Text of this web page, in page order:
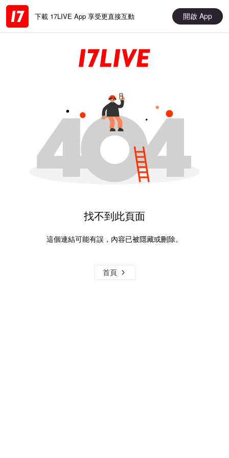
下載 17LIVE App 享受更直接互動 開啟 App
找不到此頁面
這個連結可能有誤，內容已被隱藏或刪除。
首頁